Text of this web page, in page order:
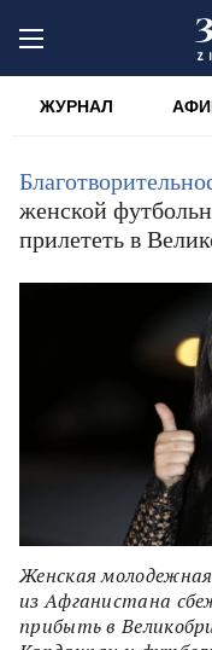
ЖУРНАЛ
женской
прилететь в
Женская
из Афганистана
прибыть в